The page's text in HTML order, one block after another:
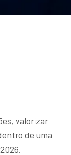
valorizar
de uma